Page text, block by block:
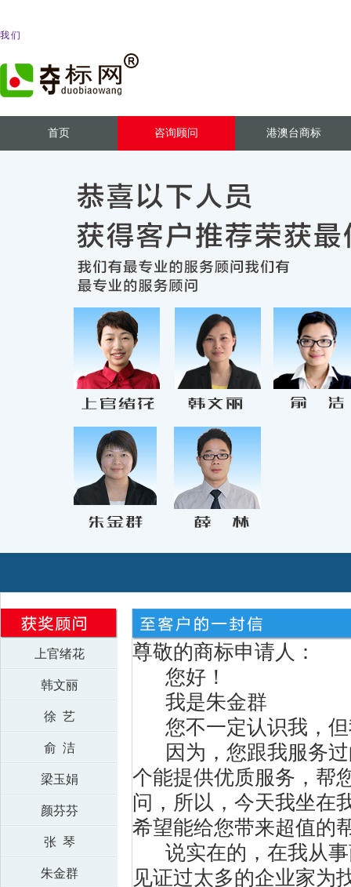
我们
首页 咨询顾问 港澳台商标
上官绪花
韩文丽
徐 艺
俞 洁
梁玉娟
颜芬芬
张 琴
朱金群
尊敬的商标申请人：
您好！
我是朱金群
您不一定认识我，但
因为，您跟我服务过
个能提供优质服务，帮
问，所以，今天我坐在
希望能给您带来超值的
说实在的，在我从事
见证过太多的企业家为